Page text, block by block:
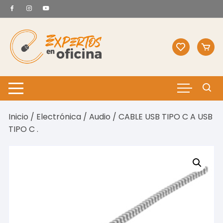
Saltar
al
contenido
Inicio / Electrónica /Audio / CABLE USB TIPO C A USB
TIPO C .